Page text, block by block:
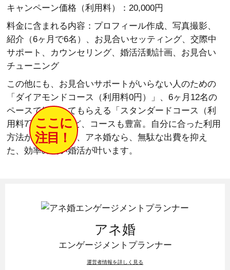
キャンペーン価格（利用料）：20,000円
料金に含まれる内容：プロフィール作成、写真撮影、
紹介（6ヶ月で6名）、お見合いセッティング、交際中
サポート、カウンセリング、婚活活動計画、お見合い
チューニング
この他にも、お見合いサポートがいらない人のための
「ダイアモンドコース（利用料0円）」、6ヶ月12名の
ペースで紹介してもらえる「スタンダードコース（利
用料7万円）」など、コースも豊富。自分に合った利用
方法が選べるので、アネ婚なら、無駄な出費を抑え
た、効率の良い婚活が叶います。
ここに
注目！
アネ婚
エンゲージメント プランナー
運営者情報を詳しく見る